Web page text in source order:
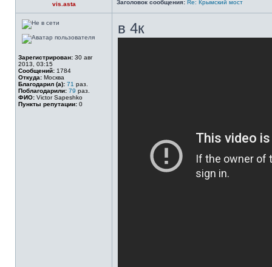
vis.asta Заголовок сообщения: Re: Крымский мост
Зарегистрирован: 30 авг
2013, 03:15
Сообщений: 1784
Откуда: Москва
Благодарил (а): 71 раз.
Поблагодарили: 79 раз.
ФИО: Victor Sapeshko
Пункты репутации: 0
в 4к